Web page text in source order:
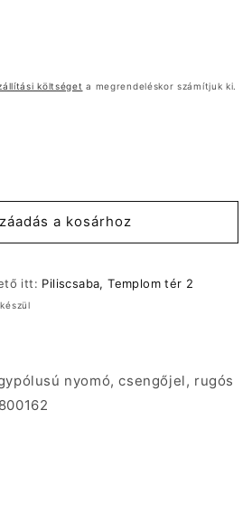
költséget a megrendeléskor számítjuk ki.
a kosárhoz
itt: Piliscsaba, Templom tér 2
nyomó, csengőjel, rugós